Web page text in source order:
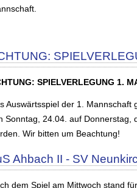
SPIELVERLEGUNG 1.
Auswärtsspiel der 1.
Sonntag, 24.04. auf Donnerstag,
Wir bitten um Beachtung!
Ahbach II - SV
dem Spiel am Mittwoch stand